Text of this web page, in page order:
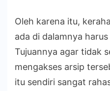
Oleh karena itu,
ada di dalamnya
Tujuannya agar tidak
mengakses arsip
itu sendiri sangat